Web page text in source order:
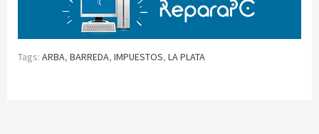
Tags: ARBA, BARREDA, IMPUESTOS, LA PLATA